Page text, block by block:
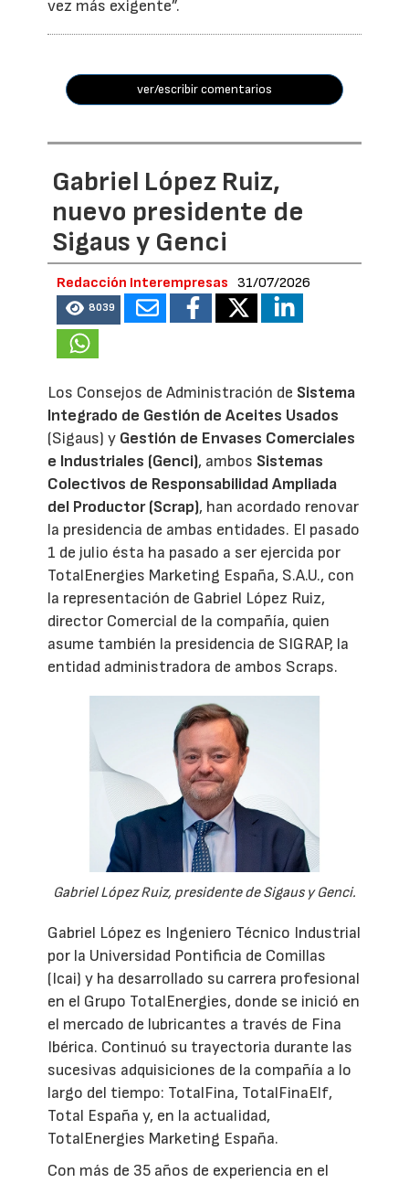
vez más exigente”.
ver/escribir comentarios
Gabriel López Ruiz,
nuevo presidente de
Sigaus y Genci
Redacción Interempresas 31/07/2026
8039
Los Consejos de Administración de Sistema
Integrado de Gestión de Aceites Usados
(Sigaus) y Gestión de Envases Comerciales
e Industriales (Genci), ambos Sistemas
Colectivos de Responsabilidad Ampliada
del Productor (Scrap), han acordado renovar
la presidencia de ambas entidades. El pasado
1 de julio ésta ha pasado a ser ejercida por
TotalEnergies Marketing España, S.A.U., con
la representación de Gabriel López Ruiz,
director Comercial de la compañía, quien
asume también la presidencia de SIGRAP, la
entidad administradora de ambos Scraps.
Gabriel López Ruiz, presidente de Sigaus y Genci.
Gabriel López es Ingeniero Técnico Industrial
por la Universidad Pontificia de Comillas
(Icai) y ha desarrollado su carrera profesional
en el Grupo TotalEnergies, donde se inició en
el mercado de lubricantes a través de Fina
Ibérica. Continuó su trayectoria durante las
sucesivas adquisiciones de la compañía a lo
largo del tiempo: TotalFina, TotalFinaElf,
Total España y, en la actualidad,
TotalEnergies Marketing España.
Con más de 35 años de experiencia en el